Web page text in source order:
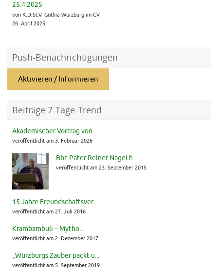
25.4.2025
von K.D.St.V. Gothia-Würzburg im CV
26. April 2025
Push-Benachrichtigungen
Aktivieren / Informieren
Beiträge 7-Tage-Trend
Akademischer Vortrag von...
veröffentlicht am 3. Februar 2026
Bbr. Pater Reiner Nagel h...
veröffentlicht am 23. September 2015
15 Jahre Freundschaftsver...
veröffentlicht am 27. Juli 2016
Krambambuli – Mytho...
veröffentlicht am 2. Dezember 2017
„Würzburgs Zauber packt u...
veröffentlicht am 5. September 2019